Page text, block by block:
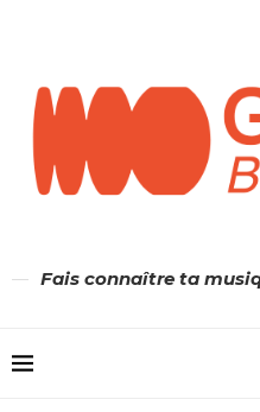
Fais connaître ta